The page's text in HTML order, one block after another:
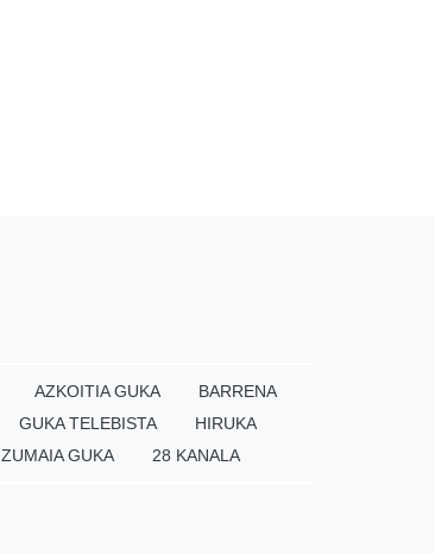
AZKOITIA GUKA
BARRENA
GUKA TELEBISTA
HIRUKA
ZUMAIA GUKA 28 KANALA